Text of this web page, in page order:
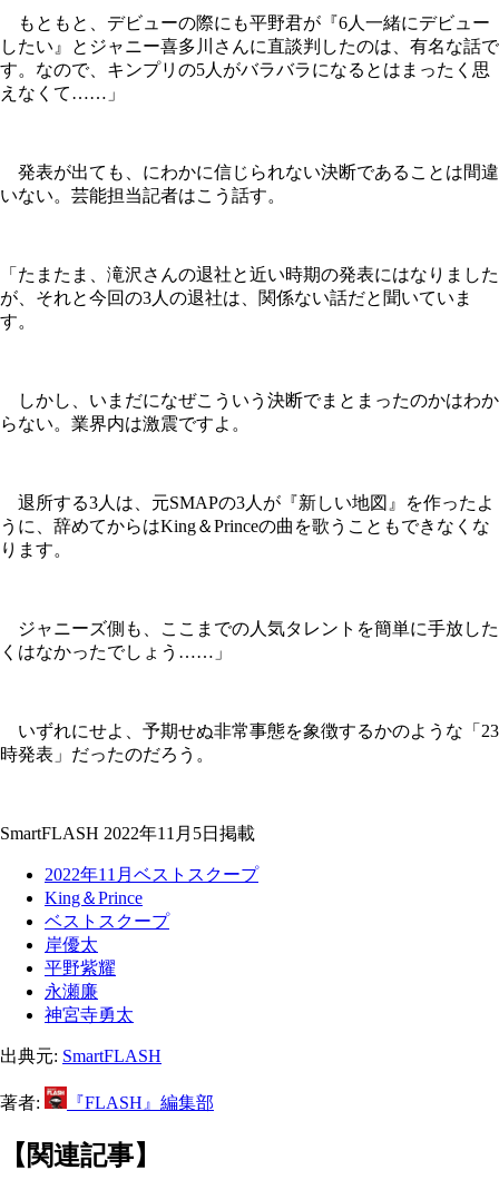
もともと、デビューの際にも平野君が『6人一緒にデビュー
したい』とジャニー喜多川さんに直談判したのは、有名な話で
す。なので、キンプリの5人がバラバラになるとはまったく思
えなくて……」
発表が出ても、にわかに信じられない決断であることは間違
いない。芸能担当記者はこう話す。
「たまたま、滝沢さんの退社と近い時期の発表にはなりました
が、それと今回の3人の退社は、関係ない話だと聞いていま
す。
しかし、いまだになぜこういう決断でまとまったのかはわか
らない。業界内は激震ですよ。
退所する3人は、元SMAPの3人が『新しい地図』を作ったよ
うに、辞めてからはKing＆Princeの曲を歌うこともできなくな
ります。
ジャニーズ側も、ここまでの人気タレントを簡単に手放した
くはなかったでしょう……」
いずれにせよ、予期せぬ非常事態を象徴するかのような「23
時発表」だったのだろう。
SmartFLASH 2022年11月5日掲載
2022年11月ベストスクープ
King＆Prince
ベストスクープ
岸優太
平野紫耀
永瀬廉
神宮寺勇太
出典元: SmartFLASH
著者: 『FLASH』編集部
【関連記事】